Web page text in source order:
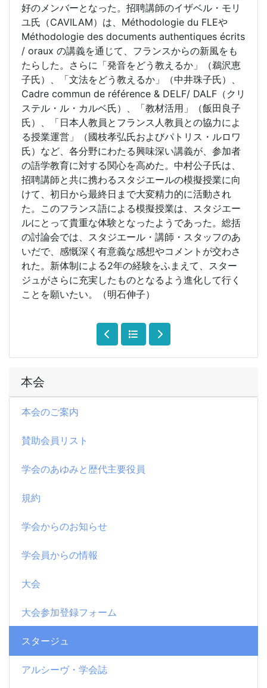
本会
本会のご案内
賛助会員リスト
学会のあゆみと歴代主要役員
規約
学会からのお知らせ
学会員からの情報
大会
大会参加登録フォーム
スタージュ
アルシーヴ・学会誌
好のメンバーとなった。招聘講師のイザベル・モリ
ユ氏（CAVILAM）は、Méthodologie du FLEや
Méthodologie des documents authentiques écrits
/ oraux の講義を通じて、フランスからの新風をも
たらした。さらに「発音をどう教えるか」（鵜沢恵
子氏）、「文法をどう教えるか」（中井珠子氏）、
Cadre commun de référence & DELF/ DALF（クリ
ステル・ル・カルベ氏）、「教材活用」（飯田良子
氏）、「日本人教員とフランス人教員との協力によ
る授業運営」（國枝孝弘氏およびパトリス・ルロワ
氏）など、各分野にわたる興味深い講義が、参加者
の語学教育に対する関心を高めた。中村公子氏は、
招聘講師と共に携わるスタジエールの模擬授業に向
けて、初日から最終日まで大変精力的に活動され
た。このフランス語による模擬授業は、スタジエー
ルにとって貴重な体験となったようであった。総括
の討論会では、スタジエール・講師・スタッフのあ
いだで、感慨深く有意義な感想やコメントが交わさ
れた。新体制による2年の経験をふまえて、スター
ジュがさらに充実したものとなるよう進化して行く
ことを願いたい。（明石伸子）